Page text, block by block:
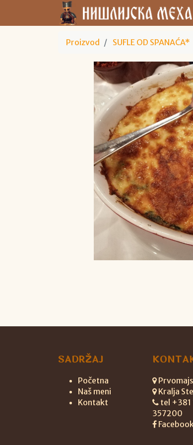
Proizvod SUFLE OD SPANAĆA*
SADRŽAJ
Početna
Naš meni
Kontakt
Kralja
tel +381
357200